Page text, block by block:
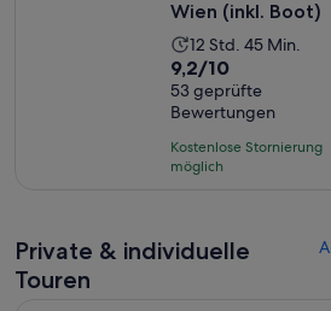
Wien (inkl. Boot)
Die
Aktivität
dauert
12
Stunden
und
12 Std. 45 Min.
9.2
von
10,
basierend
auf
9,2/10
53 geprüfte
Bewertungen
Kostenlose Stornierung
möglich
Private & individuelle
Touren